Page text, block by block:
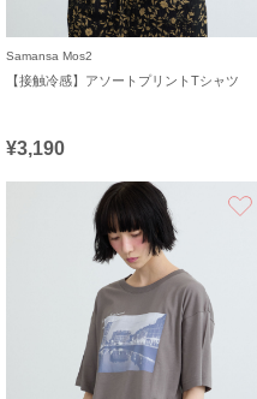
Samansa Mos2
【接触冷感】アソートプリントTシャツ
¥3,190